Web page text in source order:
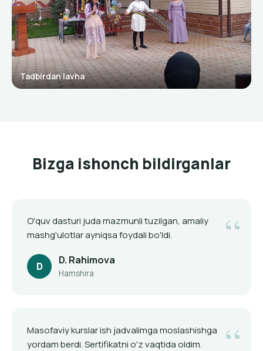
Tadbirdan lavha
Bizga ishonch bildirganlar
O'quv dasturi juda mazmunli tuzilgan, amaliy
mashg'ulotlar ayniqsa foydali bo'ldi.
D D. Rahimova
Hamshira
Masofaviy kurslar ish jadvalimga moslashishga
yordam berdi. Sertifikatni o'z vaqtida oldim.